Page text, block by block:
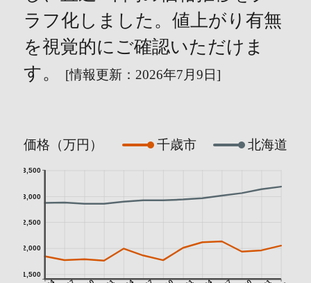
ラフ化しました。値上がり有無
を視覚的にご確認いただけま
す。
[情報更新：2026年7月9日]
価格（万円） 千歳市 北海道
1,500
2,000
2,500
3,000
3,500